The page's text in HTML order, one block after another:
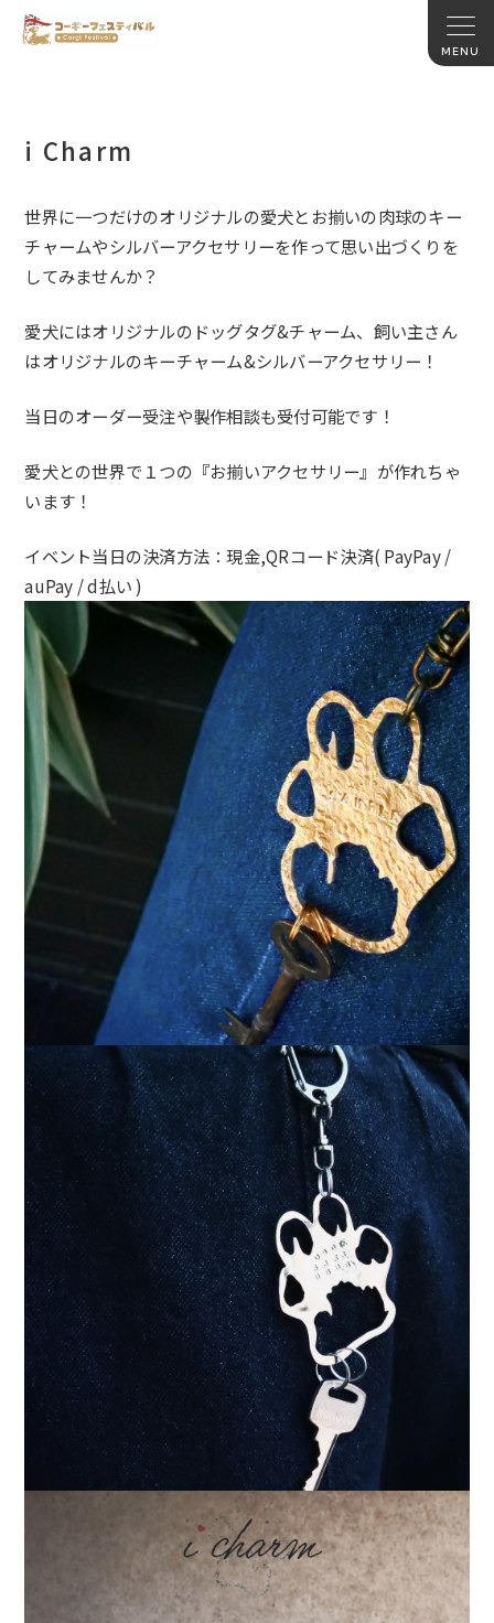
i Charm
世界に一つだけのオリジナルの愛犬とお揃いの肉球のキー
チャームやシルバーアクセサリーを作って思い出づくりを
してみませんか？
愛犬にはオリジナルのドッグタグ&チャーム、 飼い主さん
はオリジナルのキーチャーム&シルバーアクセサリー！
当日のオーダー受注や製作相談も受付可能です！
愛犬との世界で１つの『お揃いアクセサリー』が作れちゃ
います！
イベント当日の決済方法：現金,QRコード決済( PayPay /
auPay / d払い )